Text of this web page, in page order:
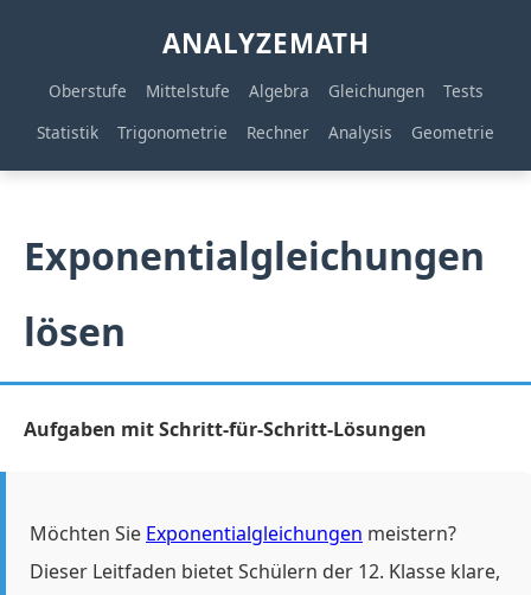
ANALYZEMATH
Oberstufe Mittelstufe Algebra Gleichungen
Tests
Statistik
Trigonometrie Rechner Analysis Geometrie
Exponentialgleichungen
lösen
Aufgaben mit Schritt-für-Schritt-Lösungen
Möchten Sie Exponentialgleichungen meistern?
Dieser Leitfaden bietet Schülern der 12. Klasse klare,